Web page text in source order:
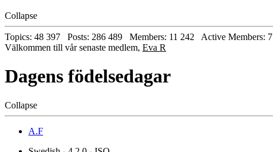
Collapse
Topics: 48 397 Posts: 286 489 Members: 11 242 Active Members: 7
Välkommen till vår senaste medlem, Eva R
Dagens födelsedagar
Collapse
A.F